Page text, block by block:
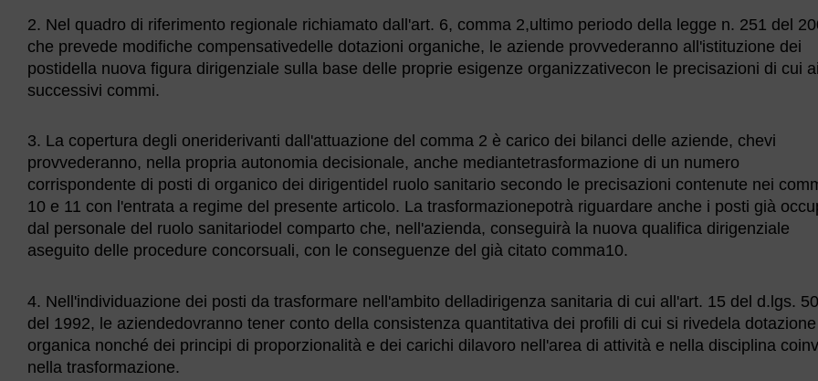
2. Nel quadro di riferimento regionale richiamato dall'art. 6, comma 2,ultimo periodo della legge n. 251 del
che prevede modifiche compensativedelle dotazioni organiche, le aziende provvederanno all'istituzione dei
postidella nuova figura dirigenziale sulla base delle proprie esigenze organizzativecon le precisazioni di cui
successivi commi.
3. La copertura degli oneriderivanti dall'attuazione del comma 2 è carico dei bilanci delle aziende, chevi
provvederanno, nella propria autonomia decisionale, anche mediantetrasformazione di un numero
corrispondente di posti di organico dei dirigentidel ruolo sanitario secondo le precisazioni contenute nei
10 e 11 con l'entrata a regime del presente articolo. La trasformazionepotrà riguardare anche i posti già
dal personale del ruolo sanitariodel comparto che, nell'azienda, conseguirà la nuova qualifica dirigenziale
aseguito delle procedure concorsuali, con le conseguenze del già citato comma10.
4. Nell'individuazione dei posti da trasformare nell'ambito delladirigenza sanitaria di cui all'art. 15 del d.lgs.
del 1992, le aziendedovranno tener conto della consistenza quantitativa dei profili di cui si rivedela dotazione
organica nonché dei principi di proporzionalità e dei carichi dilavoro nell'area di attività e nella disciplina
nella trasformazione.